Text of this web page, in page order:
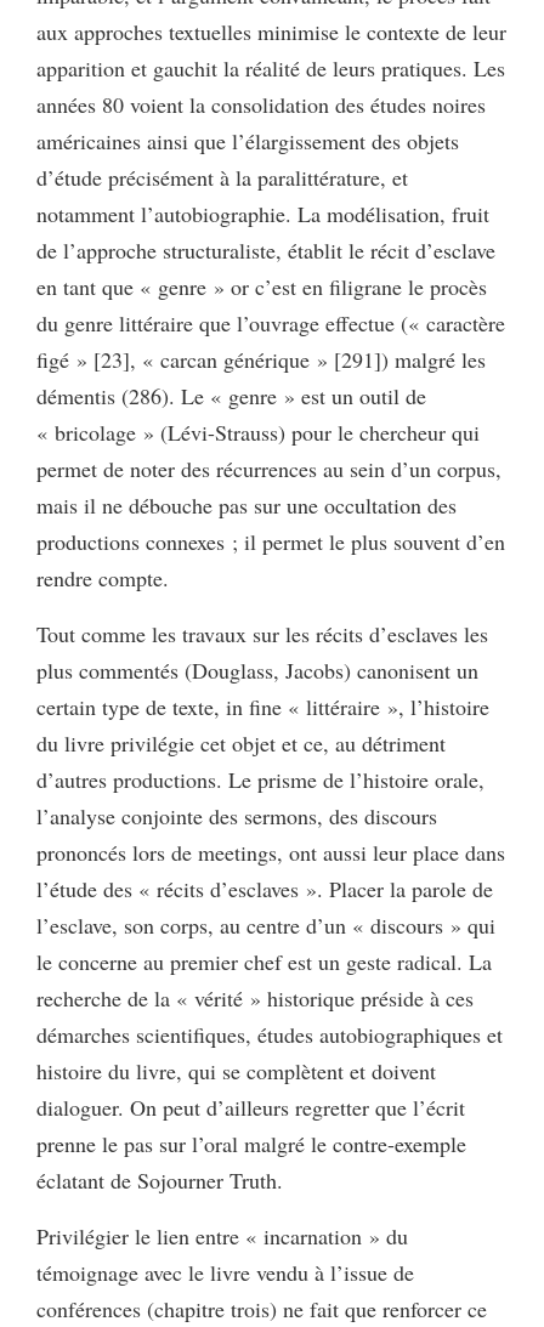
aux approches textuelles minimise le contexte de leur
apparition et gauchit la réalité de leurs pratiques. Les
années 80 voient la consolidation des études noires
américaines ainsi que l’élargissement des objets
d’étude précisément à la paralittérature, et
notamment l’autobiographie. La modélisation, fruit
de l’approche structuraliste, établit le récit d’esclave
en tant que « genre » or c’est en filigrane le procès
du genre littéraire que l’ouvrage effectue (« caractère
figé » [23], « carcan générique » [291]) malgré les
démentis (286). Le « genre » est un outil de
« bricolage » (Lévi-Strauss) pour le chercheur qui
permet de noter des récurrences au sein d’un corpus,
mais il ne débouche pas sur une occultation des
productions connexes ; il permet le plus souvent d’en
rendre compte.
Tout comme les travaux sur les récits d’esclaves les
plus commentés (Douglass, Jacobs) canonisent un
certain type de texte, in fine « littéraire », l’histoire
du livre privilégie cet objet et ce, au détriment
d’autres productions. Le prisme de l’histoire orale,
l’analyse conjointe des sermons, des discours
prononcés lors de meetings, ont aussi leur place dans
l’étude des « récits d’esclaves ». Placer la parole de
l’esclave, son corps, au centre d’un « discours » qui
le concerne au premier chef est un geste radical. La
recherche de la « vérité » historique préside à ces
démarches scientifiques, études autobiographiques et
histoire du livre, qui se complètent et doivent
dialoguer. On peut d’ailleurs regretter que l’écrit
prenne le pas sur l’oral malgré le contre-exemple
éclatant de Sojourner Truth.
Privilégier le lien entre « incarnation » du
témoignage avec le livre vendu à l’issue de
conférences (chapitre trois) ne fait que renforcer ce